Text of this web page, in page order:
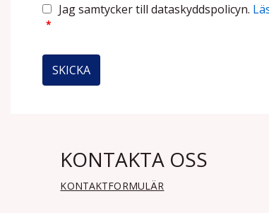
Jag samtycker till dataskyddspolicyn.
*
KONTAKTA OSS
KONTAKTFORMULÄR